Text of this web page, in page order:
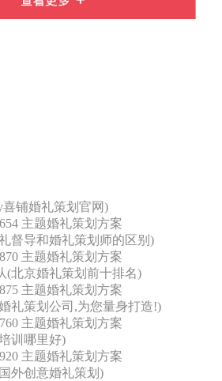
喜铺婚礼策划官网)
主题婚礼策划方案
督导和婚礼策划师的区别)
主题婚礼策划方案
(北京婚礼策划前十排名)
主题婚礼策划方案
礼策划公司,为您量身打造!)
主题婚礼策划方案
训哪里好)
主题婚礼策划方案
外创意婚礼策划)